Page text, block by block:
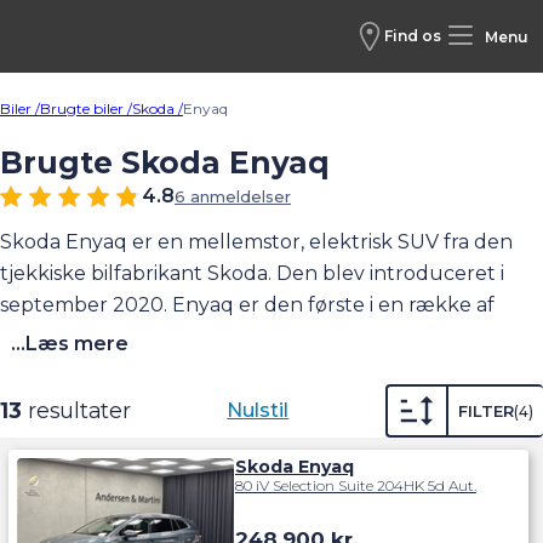
Find os Menu
Biler /Brugte biler /Skoda /Enyaq
Brugte Skoda Enyaq
4.86 anmeldelser
Skoda Enyaq er en mellemstor, elektrisk SUV fra den
tjekkiske bilfabrikant Skoda. Den blev introduceret i
september 2020. Enyaq er den første i en række af
elbiler fra Skoda, hvor alle modelnavne begynder med
firhjulstræk. En ny Skoda Enyaq iV kører fra 376 til 545
). Med en Skoda
Enyaq får man masser af plads til både familien og
bagage. Samtidig får du den høje SUV-siddehøjde og
masser af udstyr. Hos Andersen & Martini har vi ofte
...Læs mere
13 resultater Nulstil FILTER 4
Skoda Enyaq
80 iV Selection Suite 204HK 5d Aut.